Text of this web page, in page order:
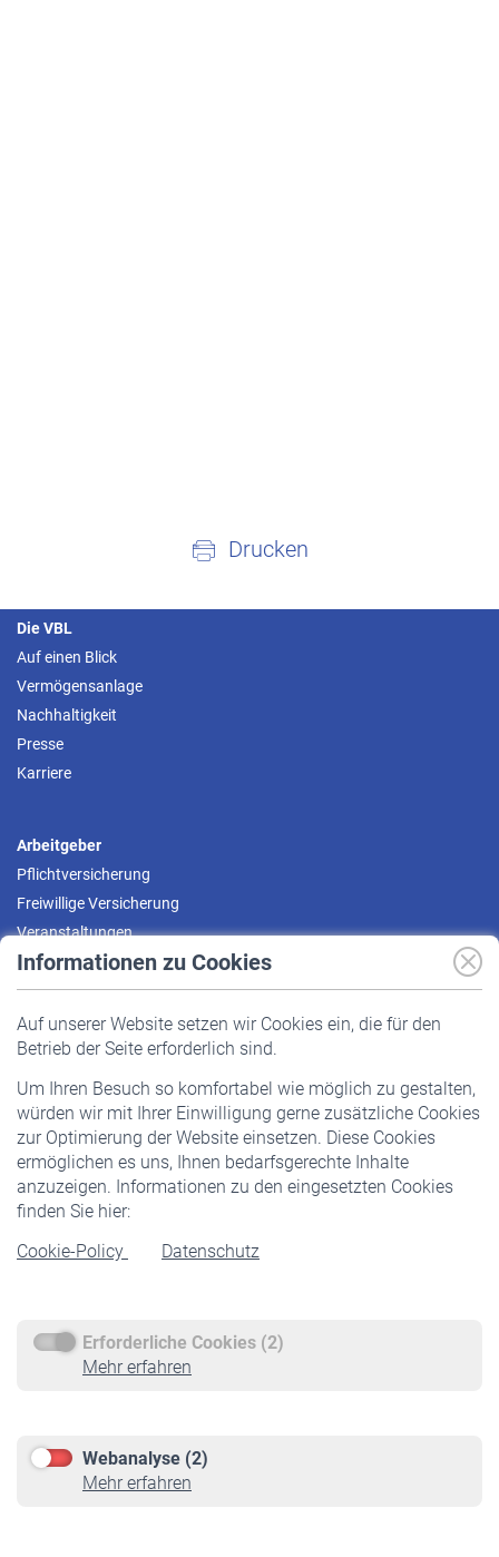
Informationen zu Cookies
Auf unserer Website setzen wir Cookies ein, die für den
Betrieb der Seite erforderlich sind.
Um Ihren Besuch so komfortabel wie möglich zu gestalten,
würden wir mit Ihrer Einwilligung gerne zusätzliche Cookies
zur Optimierung der Website einsetzen. Diese Cookies
ermöglichen es uns, Ihnen bedarfsgerechte Inhalte
anzuzeigen. Informationen zu den eingesetzten Cookies
finden Sie hier:
Cookie-Policy
Datenschutz
Erforderliche Cookies (2)
Mehr erfahren
Webanalyse (2)
Mehr erfahren
Drucken
Die VBL
Auf einen Blick
Vermögensanlage
Nachhaltigkeit
Presse
Karriere
Arbeitgeber
Pflichtversicherung
Freiwillige Versicherung
Veranstaltungen
Pflichtversicherung
Staatliche Förderung
Veranstaltungen
Rentner
Rentenbeginn
Rente beantragen
Service
Informationen
Online-Rechner
VBLnewsletter